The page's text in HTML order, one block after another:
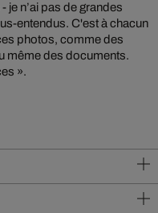
je n’ai pas de grandes
entendus. C'est à chacun
photos, comme des
même des documents.
».